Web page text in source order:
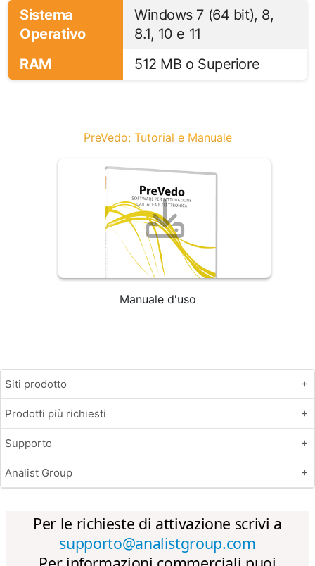
Sistema
Operativo
Windows 7 (64 bit), 8,
8.1, 10 e 11
RAM
512 MB o Superiore
PreVedo: Tutorial e Manuale
Manuale d'uso
Siti prodotto
Prodotti più richiesti
Supporto
Analist Group
Per le richieste di attivazione scrivi a
supporto@analistgroup.com